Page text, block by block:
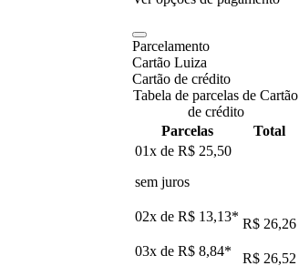
Parcelamento
Cartão Luiza
Cartão de crédito
Tabela de parcelas de Cartão
de crédito
Parcelas
Total
01x de R$ 25,50
sem juros
02x de R$ 13,13* R$ 26,26
03x de R$ 8,84*
R$ 26,52